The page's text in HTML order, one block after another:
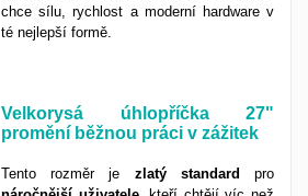
chce sílu, rychlost a moderní hardware v
té nejlepší formě.
Velkorysá úhlopříčka 27"
promění běžnou práci v zážitek
Tento rozměr je zlatý standard pro